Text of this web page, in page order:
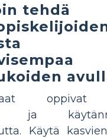
tehdä
oppivat
ja
Käytä